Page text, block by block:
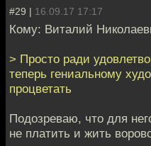
#29 | 16.09.17 17:17
Кому: Виталий
> Просто ради
теперь гениальному
процветать
Подозреваю, что для
не платить и жить